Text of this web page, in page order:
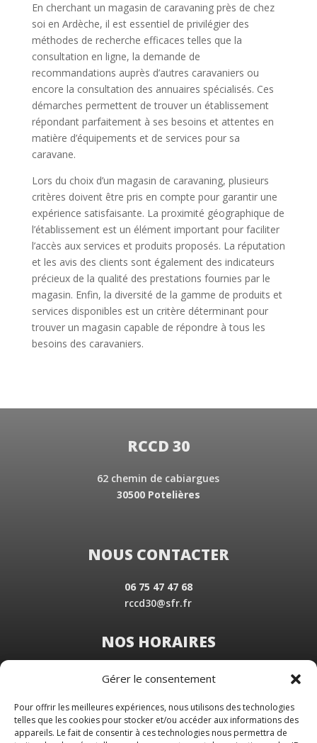
Gérer le consentement
Pour offrir les meilleures expériences, nous utilisons des technologies
telles que les cookies pour stocker et/ou accéder aux informations des
appareils. Le fait de consentir à ces technologies nous permettra de
En cherchant un magasin de caravaning près de chez
soi en Ardèche, il est essentiel de privilégier des
méthodes de recherche efficaces telles que la
consultation en ligne, la demande de
recommandations auprès d’autres caravaniers ou
encore la consultation des annuaires spécialisés. Ces
démarches permettent de trouver un établissement
répondant parfaitement à ses besoins et attentes en
matière d’équipements et de services pour sa
caravane.
Lors du choix d’un magasin de caravaning, plusieurs
critères doivent être pris en compte pour garantir une
expérience satisfaisante. La proximité géographique de
l’établissement est un élément important pour faciliter
l’accès aux services et produits proposés. La réputation
et les avis des clients sont également des indicateurs
précieux de la qualité des prestations fournies par le
magasin. Enfin, la diversité de la gamme de produits et
services disponibles est un critère déterminant pour
trouver un magasin capable de répondre à tous les
besoins des caravaniers.
RCCD 30
62 chemin de cabiargues
30500 Potelières
NOUS CONTACTER
06 75 47 47 68
rccd30@sfr.fr
NOS HORAIRES
Du Lundi au Vendredi
Samedi sur rendez-vous